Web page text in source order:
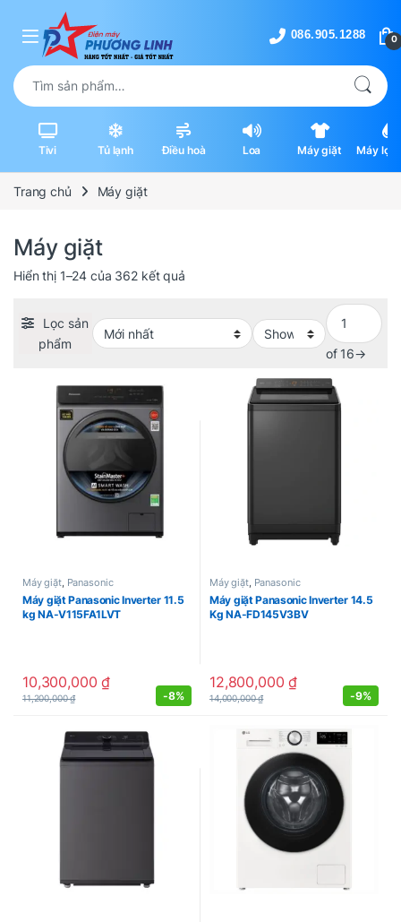
Skip to navigation
Skip to content
0
Tìm kiếm:
Tivi Tủ lạnh Điều hoà Loa Máy giặt
Máy lọc
Trang chủ Máy giặt
Máy giặt
Hiển thị 1–24 của 362 kết quảĐược sắp xếp theo mới nhất
Lọc sản
phẩm
of 16→
Máy giặt, Panasonic
Máy giặt Panasonic Inverter 11.5
kg NA-V115FA1LVT
10,300,000₫
11,200,000₫ -8%
Máy giặt, Panasonic
Máy giặt Panasonic Inverter 14.5
Kg NA-FD145V3BV
12,800,000₫
14,000,000₫ -9%